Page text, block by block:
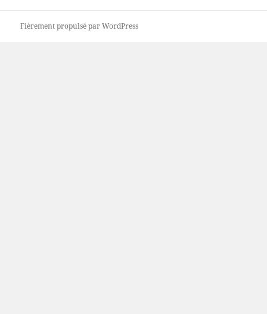
Fièrement propulsé par WordPress